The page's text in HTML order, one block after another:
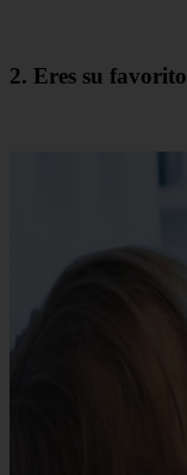
2. Eres su favorito